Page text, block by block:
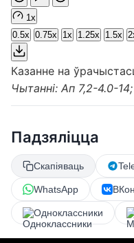
1x
0.5x 0.75x 1x 1.25x 1.5x
Казанне на
Чытанні: Ап 7,2-4.0-
Падзяліцца
Скапіяваць
WhatsApp
Одноклассники